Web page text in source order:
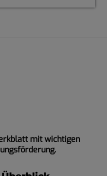
mit wichtigen